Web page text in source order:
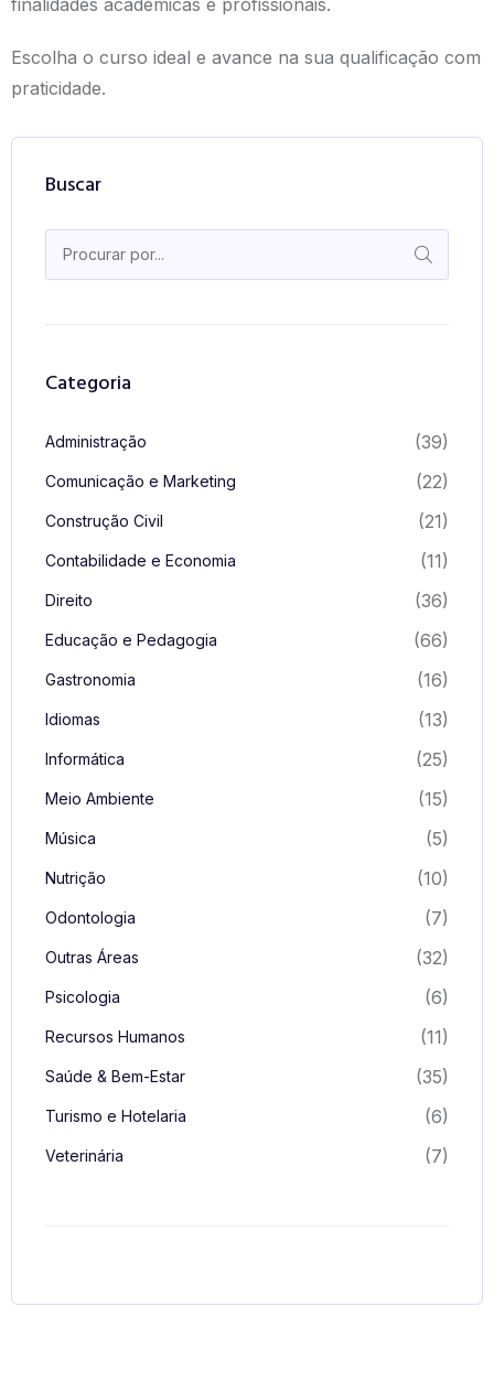
Buscar
Categoria
Administração (39)
Comunicação e Marketing (22)
Construção Civil (21)
Contabilidade e Economia (11)
Direito (36)
Educação e Pedagogia (66)
Gastronomia (16)
Idiomas (13)
Informática (25)
Meio Ambiente (15)
Música (5)
Nutrição (10)
Odontologia (7)
Outras Áreas (32)
Psicologia (6)
Recursos Humanos (11)
Saúde & Bem-Estar (35)
Turismo e Hotelaria (6)
Veterinária (7)
Escolha o curso ideal e avance na sua qualificação com
praticidade.